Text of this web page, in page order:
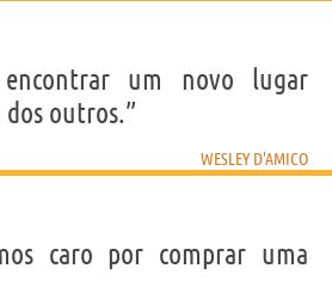
um novo lugar
outros.”
WESLEY D'AMICO
caro por comprar uma